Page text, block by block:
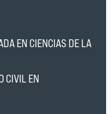
EN CIENCIAS DE LA
CIVIL EN